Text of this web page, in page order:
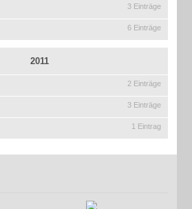
3 Einträge
6 Einträge
2011
2 Einträge
3 Einträge
1 Eintrag